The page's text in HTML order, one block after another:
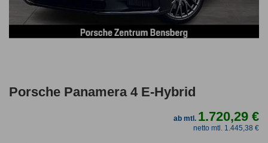
Porsche Panamera 4 E-Hybrid
ab mtl. 1.720,29 €
netto mtl. 1.445,38 €